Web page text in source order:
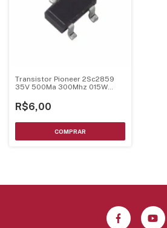
Transistor Pioneer 2Sc2859
35V 500Ma 300Mhz 015W
R$6,00